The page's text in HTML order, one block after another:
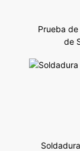
Prueba
de